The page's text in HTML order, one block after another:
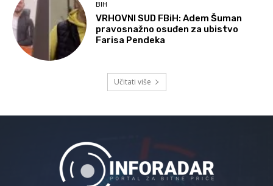
BIH
VRHOVNI SUD FBiH: Adem Šuman
pravosnažno osuđen za ubistvo
Farisa Pendeka
Učitati više